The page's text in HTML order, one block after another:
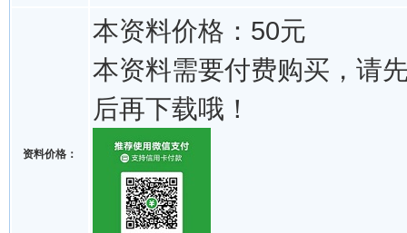
资料价格：
本资料价格：50元
本资料需要付费购买，请
后再下载哦！